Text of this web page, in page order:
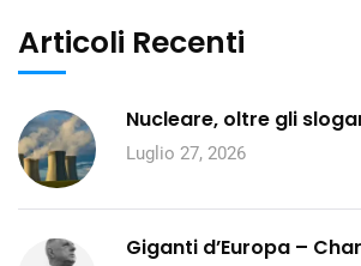
Articoli Recenti
Nucleare, oltre gli
Luglio 27, 2026
Giganti d’Europa –